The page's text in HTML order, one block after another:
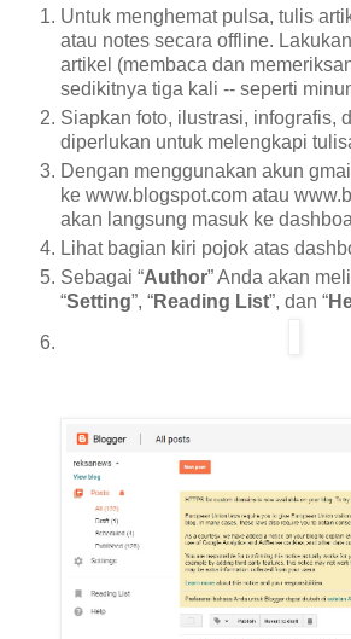
Untuk menghemat pulsa, tulis
atau notes secara offline.
artikel (membaca dan
sedikitnya tiga kali -- seperti
Siapkan foto, ilustrasi, infografis,
diperlukan untuk melengkapi
Dengan menggunakan akun
ke www.blogspot.com atau
akan langsung masuk ke
Lihat bagian kiri pojok atas
Sebagai “Author” Anda akan
“Setting”, “Reading List”, dan “